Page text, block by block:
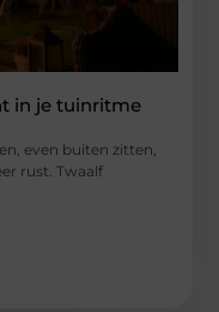
in je tuinritme
even buiten zitten,
rust. Twaalf